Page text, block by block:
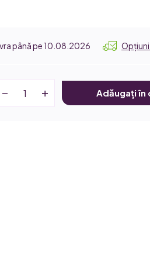
10.08.2026
Adăugați în